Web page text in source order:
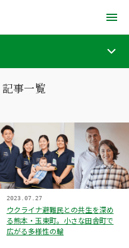
事一覧
ウクライナ避難民との共生を深め
る熊本・玉東町。小さな田舎町で
広がる多様性の輪
2023.07.27